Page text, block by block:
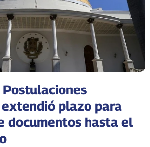
plazo para
documentos hasta el